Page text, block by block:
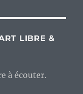
LIBRE &
à écouter.